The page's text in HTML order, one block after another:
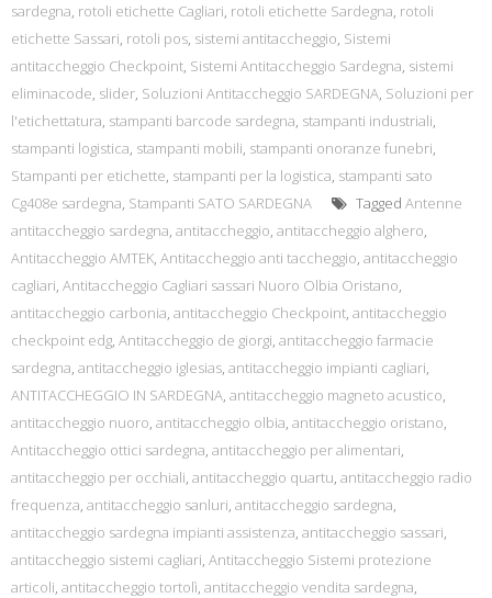
sardegna, rotoli etichette Cagliari, rotoli etichette Sardegna, rotoli
etichette Sassari, rotoli pos, sistemi antitaccheggio, Sistemi
antitaccheggio Checkpoint, Sistemi Antitaccheggio Sardegna, sistemi
eliminacode, slider, Soluzioni Antitaccheggio SARDEGNA, Soluzioni per
l'etichettatura, stampanti barcode sardegna, stampanti industriali,
stampanti logistica, stampanti mobili, stampanti onoranze funebri,
Stampanti per etichette, stampanti per la logistica, stampanti sato
Cg408e sardegna, Stampanti SATO SARDEGNA Tagged Antenne
antitaccheggio sardegna, antitaccheggio, antitaccheggio alghero,
Antitaccheggio AMTEK, Antitaccheggio anti taccheggio, antitaccheggio
cagliari, Antitaccheggio Cagliari sassari Nuoro Olbia Oristano,
antitaccheggio carbonia, antitaccheggio Checkpoint, antitaccheggio
checkpoint edg, Antitaccheggio de giorgi, antitaccheggio farmacie
sardegna, antitaccheggio iglesias, antitaccheggio impianti cagliari,
ANTITACCHEGGIO IN SARDEGNA, antitaccheggio magneto acustico,
antitaccheggio nuoro, antitaccheggio olbia, antitaccheggio oristano,
Antitaccheggio ottici sardegna, antitaccheggio per alimentari,
antitaccheggio per occhiali, antitaccheggio quartu, antitaccheggio radio
frequenza, antitaccheggio sanluri, antitaccheggio sardegna,
antitaccheggio sardegna impianti assistenza, antitaccheggio sassari,
antitaccheggio sistemi cagliari, Antitaccheggio Sistemi protezione
articoli, antitaccheggio tortolì, antitaccheggio vendita sardegna,